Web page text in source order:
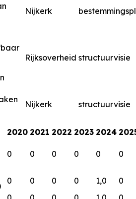
Nijkerk
Rijksoverheid structuurvisie
Nijkerk
structuurvisie
2020 2021 2022 2023 2024
0 0 0 0 0 0
0 0 0 0 1,0
0